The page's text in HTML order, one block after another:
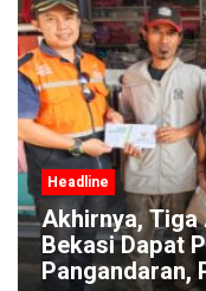
Headline
Akhirnya, Tiga
Bekasi Dapat
Pangandaran,